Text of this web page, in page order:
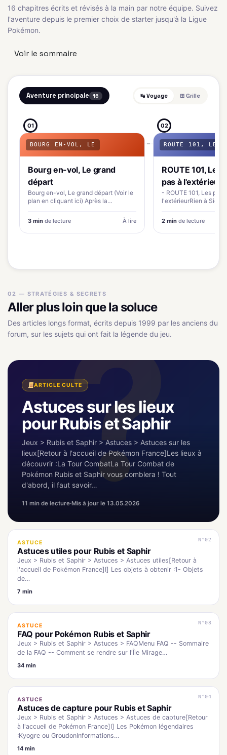
16 chapitres écrits et révisés à la main par notre équipe. Suivez
l'aventure depuis le premier choix de starter jusqu'à la Ligue
Pokémon.
Voir le sommaire
Aventure principale 16 ↹ Voyage ⊞ Grille
01
BOURG EN-VOL, LE
Bourg en-vol, Le grand
départ
Bourg en-vol, Le grand départ (Voir le
plan en cliquant ici) Après la
3 min de lecture À lire
02
ROUTE 101, LES
ROUTE 101, Les
pas à l'extérieur
- ROUTE 101, Les
l'extérieurRien à
2 min de lecture
02 — STRATÉGIES & SECRETS
Aller plus loin que la soluce
Des articles longs format, écrits depuis 1999 par les anciens du
forum, sur les sujets qui ont fait la légende du jeu.
ARTICLE CULTE
Astuces sur les lieux
pour Rubis et Saphir
Jeux > Rubis et Saphir > Astuces > Astuces sur les
lieux[Retour à l'accueil de Pokémon France]Les lieux à
découvrir :La Tour CombatLa Tour Combat de
Pokémon Rubis et Saphir vous comblera ! Tout
d'abord, il faut savoir…
11 min de lecture·Mis à jour le 13.05.2026
N°02
ASTUCE
Astuces utiles pour Rubis et Saphir
Jeux > Rubis et Saphir > Astuces > Astuces utiles[Retour à
l'accueil de Pokémon France]I] Les objets à obtenir :1- Objets
de…
7 min
N°03
ASTUCE
FAQ pour Pokémon Rubis et Saphir
Jeux > Rubis et Saphir > Astuces > FAQMenu FAQ -- Sommaire
de la FAQ -- Comment se rendre sur l'Île Mirage…
34 min
N°04
ASTUCE
Astuces de capture pour Rubis et Saphir
Jeux > Rubis et Saphir > Astuces > Astuces de capture[Retour
à l'accueil de Pokémon France]I] Les Pokémon légendaires
:Kyogre ou GroudonInformations…
14 min